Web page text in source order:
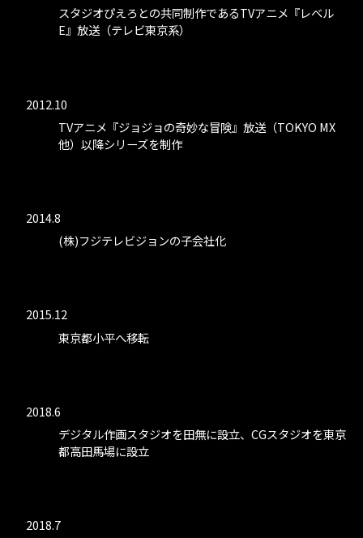
スタジオぴえろとの共同制作であるTVアニメ『レベル
E』放送（テレビ東京系）
2012.10
TVアニメ『ジョジョの奇妙な冒険』放送（TOKYO MX
他）以降シリーズを制作
2014.8
(株)フジテレビジョンの子会社化
2015.12
東京都小平へ移転
2018.6
デジタル作画スタジオを田無に設立、CGスタジオを東京
都高田馬場に設立
2018.7